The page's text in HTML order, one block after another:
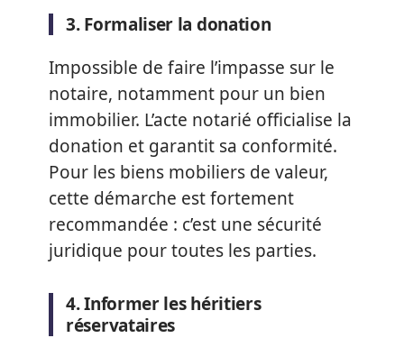
3. Formaliser la donation
Impossible de faire l’impasse sur le
notaire, notamment pour un bien
immobilier. L’acte notarié officialise la
donation et garantit sa conformité.
Pour les biens mobiliers de valeur,
cette démarche est fortement
recommandée : c’est une sécurité
juridique pour toutes les parties.
4. Informer les héritiers
réservataires